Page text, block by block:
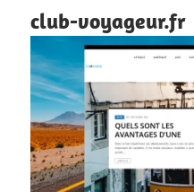
club-voyageur.fr